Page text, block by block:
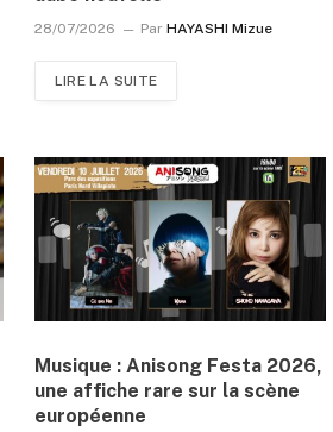
28/07/2026 Par HAYASHI Mizue
LIRE LA SUITE
Musique : Anisong Festa 2026,
une affiche rare sur la scène
européenne